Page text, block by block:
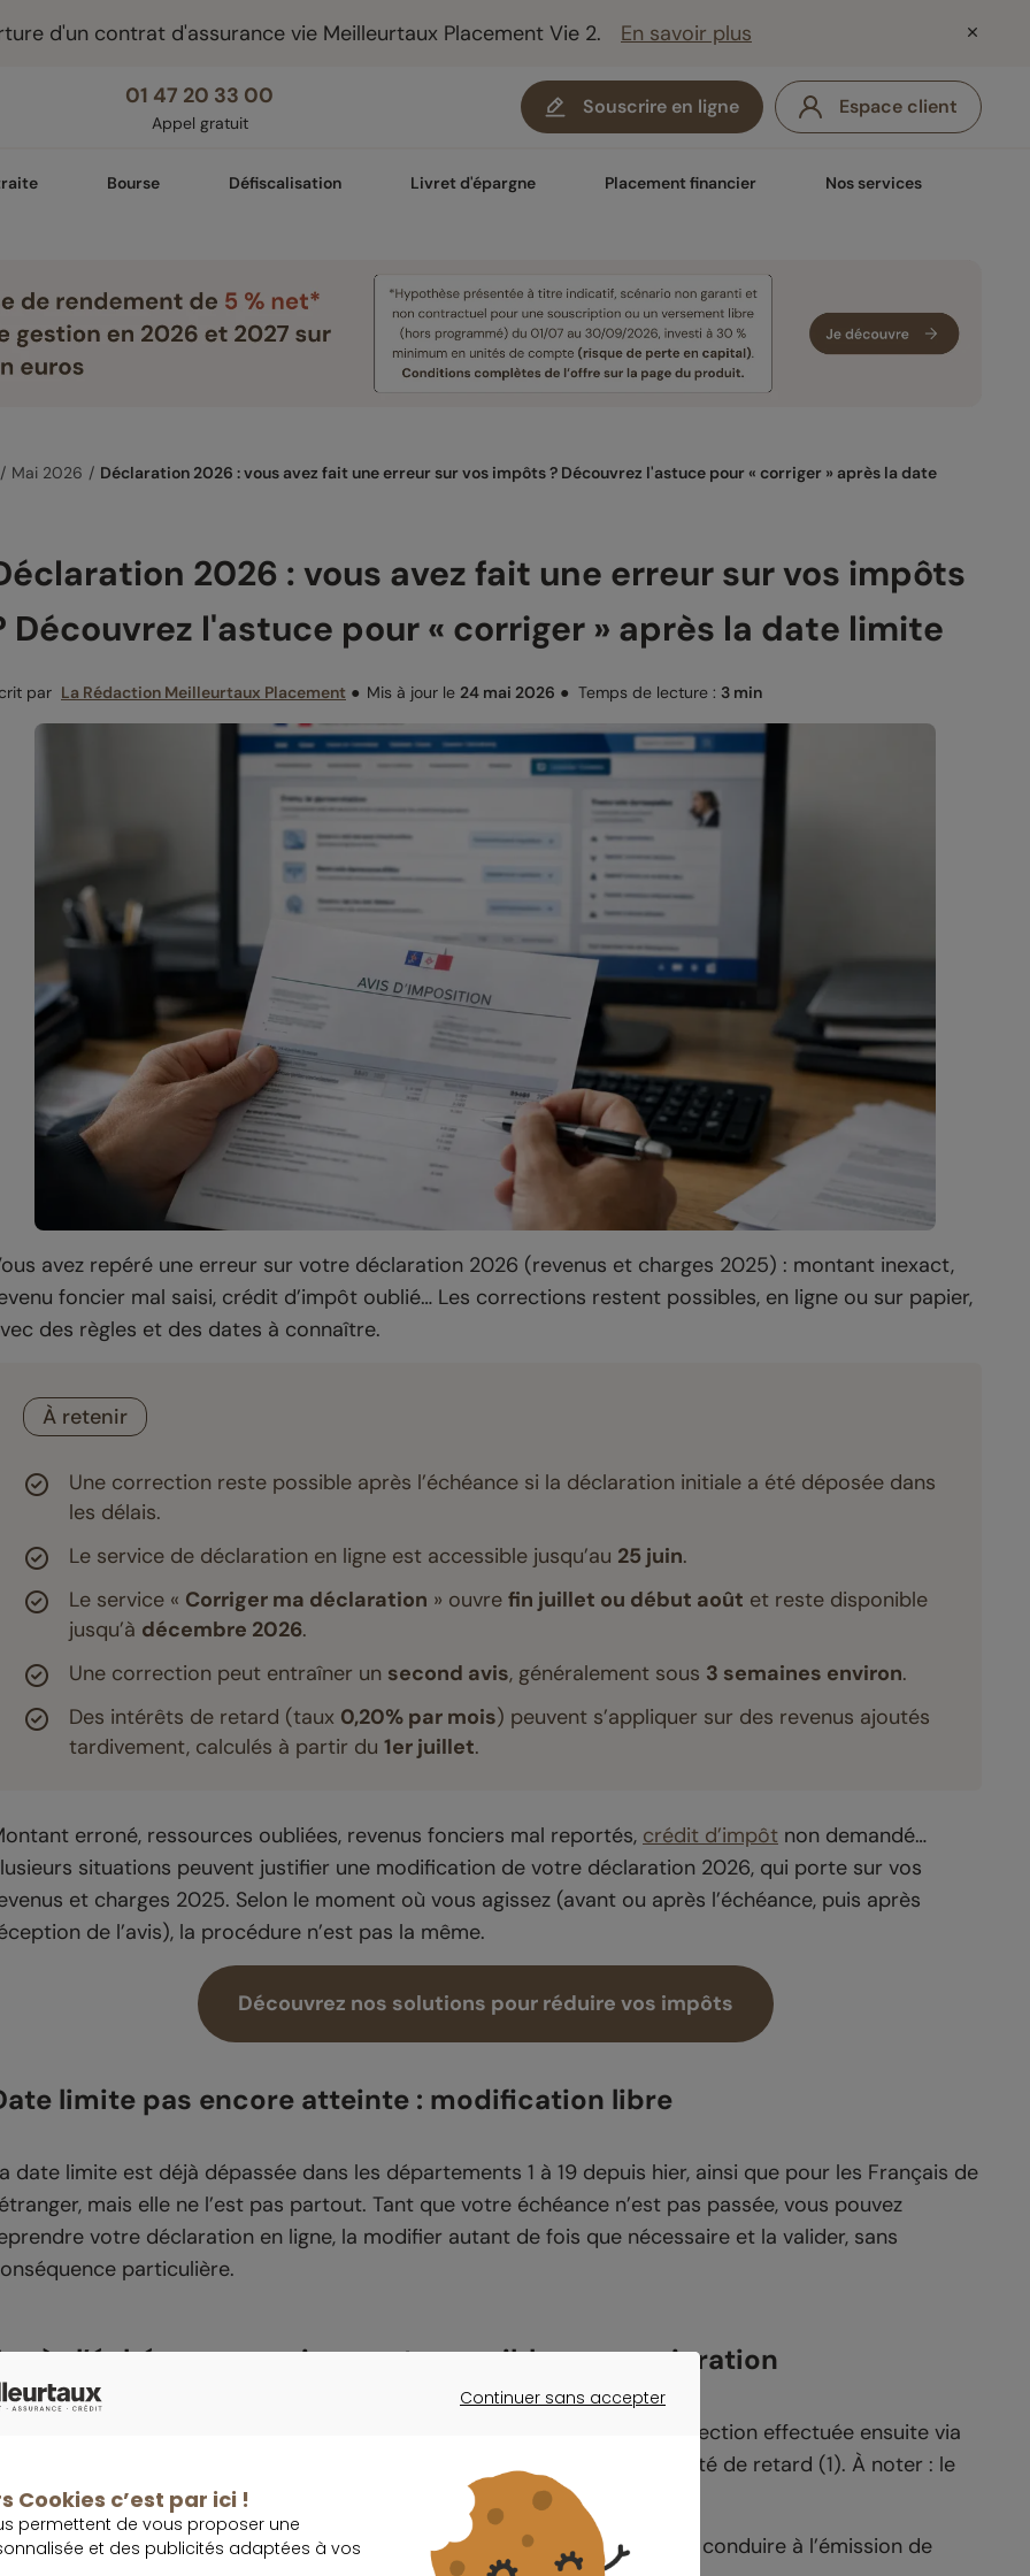
d'un contrat d'assurance vie Meilleurtaux Placement Vie 2. En savoir plus
01 47 20 33 00
Appel gratuit
Souscrire en ligne Espace client
Bourse Défiscalisation Livret d'épargne Placement financier Nos services
Mai 2026
Déclaration 2026 : vous avez fait une erreur sur vos impôts ? Découvrez l'astuce pour « corriger » après la date
2026 : vous avez fait une erreur sur vos impôts
Découvrez l'astuce pour « corriger » après la date limite
par La Rédaction Meilleurtaux Placement ● Mis à jour le 24 mai 2026 ● Temps de lecture : 3 min
avez repéré une erreur sur votre déclaration 2026 (revenus et charges 2025) : montant inexact,
foncier mal saisi, crédit d’impôt oublié… Les corrections restent possibles, en ligne ou sur papier,
des règles et des dates à connaître.
À retenir
Une correction reste possible après l’échéance si la déclaration initiale a été déposée dans
les délais.
Le service de déclaration en ligne est accessible jusqu’au 25 juin.
Le service « Corriger ma déclaration » ouvre fin juillet ou début août et reste disponible
jusqu’à décembre 2026.
Une correction peut entraîner un second avis, généralement sous 3 semaines environ.
Des intérêts de retard (taux 0,20% par mois) peuvent s’appliquer sur des revenus ajoutés
tardivement, calculés à partir du 1er juillet.
erroné, ressources oubliées, revenus fonciers mal reportés, crédit d’impôt non demandé…
situations peuvent justifier une modification de votre déclaration 2026, qui porte sur vos
et charges 2025. Selon le moment où vous agissez (avant ou après l’échéance, puis après
de l’avis), la procédure n’est pas la même.
Découvrez nos solutions pour réduire vos impôts
limite pas encore atteinte : modification libre
date limite est déjà dépassée dans les départements 1 à 19 depuis hier, ainsi que pour les Français de
mais elle ne l’est pas partout. Tant que votre échéance n’est pas passée, vous pouvez
votre déclaration en ligne, la modifier autant de fois que nécessaire et la valider, sans
particulière.
l’échéance : corriger reste possible sans majoration
Si vous avez bien déposé votre déclaration initiale dans les délais, une correction effectuée ensuite via
l’application Impots.gouv ou sur impots.gouv.fr ne déclenche pas de pénalité de retard (1). À noter : le
de déclaration en ligne reste accessible jusqu’au
25 juin
la démarche génère une
déclaration rectificativeet peut conduire à l’émission de
Continuer sans accepter
Cookies c’est par ici !
permettent de vous proposer une
et des publicités adaptées à vos